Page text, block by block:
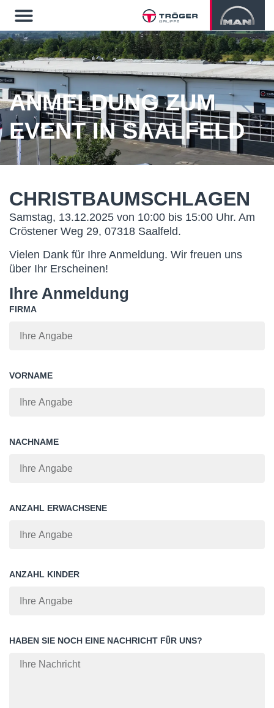
ANMELDUNG ZUM
EVENT IN SAALFELD
CHRISTBAUMSCHLAGEN
Samstag, 13.12.2025 von 10:00 bis 15:00 Uhr. Am
Cröstener Weg 29, 07318 Saalfeld.
Vielen Dank für Ihre Anmeldung. Wir freuen uns
über Ihr Erscheinen!
Ihre Anmeldung
FIRMA
VORNAME
NACHNAME
ANZAHL ERWACHSENE
ANZAHL KINDER
HABEN SIE NOCH EINE NACHRICHT FÜR UNS?